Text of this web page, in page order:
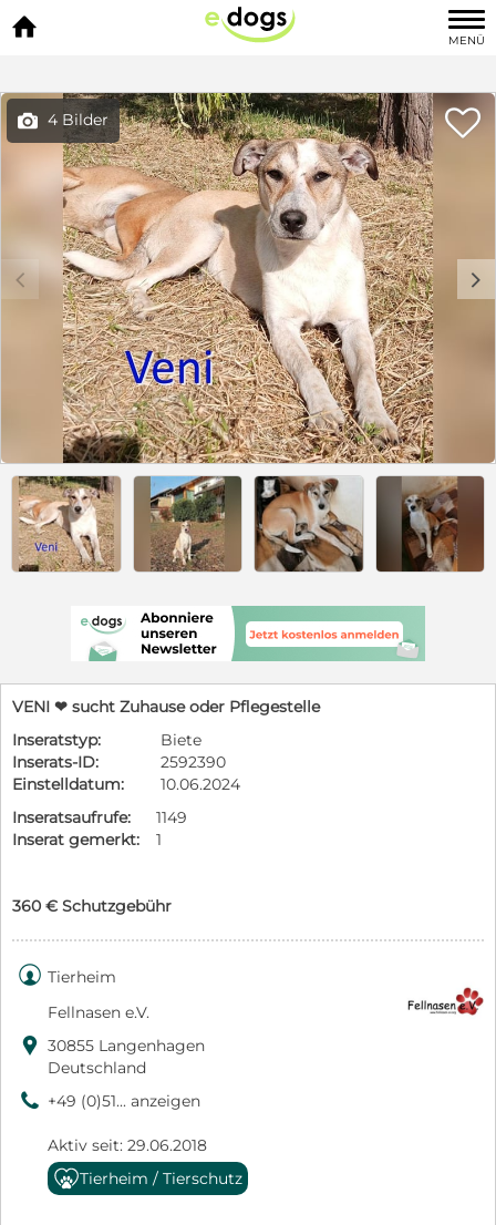

MENÜ
 4 Bilder 
c d
VENI ❤ sucht Zuhause oder Pflegestelle
Inseratstyp:
Biete
Inserats-ID:
2592390
Einstelldatum:
10.06.2024
Inseratsaufrufe:
1149
Inserat gemerkt:
1
360 € Schutzgebühr
 Tierheim
Fellnasen e.V.
 30855 Langenhagen
Deutschland
9 +49 (0)51... anzeigen
Aktiv seit: 29.06.2018
Tierheim / Tierschutz